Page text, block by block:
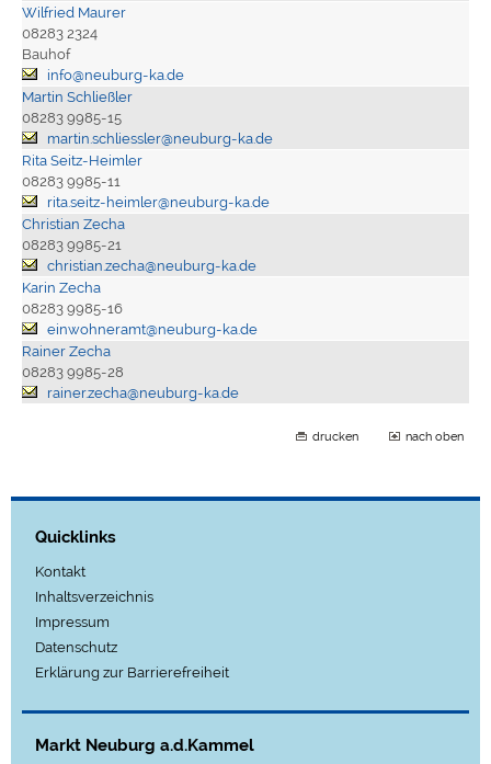
Wilfried Maurer
08283 2324
Bauhof
info@neuburg-ka.de
Martin Schließler
08283 9985-15
martin.schliessler@neuburg-ka.de
Rita Seitz-Heimler
08283 9985-11
rita.seitz-heimler@neuburg-ka.de
Christian Zecha
08283 9985-21
christian.zecha@neuburg-ka.de
Karin Zecha
08283 9985-16
einwohneramt@neuburg-ka.de
Rainer Zecha
08283 9985-28
rainer.zecha@neuburg-ka.de
drucken nach oben
Quicklinks
Kontakt
Inhaltsverzeichnis
Impressum
Datenschutz
Erklärung zur Barrierefreiheit
Markt Neuburg a.d.Kammel